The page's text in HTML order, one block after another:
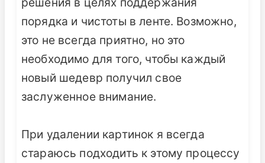
порядка и чистоты в ленте. Возможно,
это не всегда приятно, но это
необходимо для того, чтобы каждый
новый шедевр получил свое
заслуженное внимание.
При удалении картинок я всегда
стараюсь подходить к этому процессу